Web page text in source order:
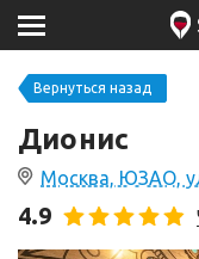
Вернуться назад
Дионис
Москва, ЮЗАО,
4.9